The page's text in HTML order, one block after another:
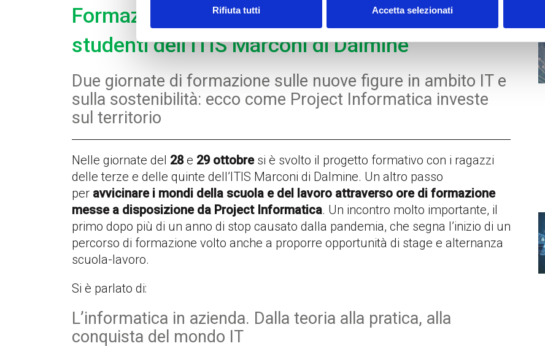
Rifiuta tutti Accetta selezionati
Formazione Digitale: Project incontra gli
studenti dell’ITIS Marconi di Dalmine
Due giornate di formazione sulle nuove figure in ambito IT e
sulla sostenibilità: ecco come Project Informatica investe
sul territorio
Nelle giornate del 28e 29 ottobresi è svolto il progetto formativo con i ragazzi
delle terze e delle quinte dell’ITIS Marconi di Dalmine. Un altro passo
per avvicinare i mondi della scuola e del lavoro attraverso ore di formazione
messe a disposizione da Project Informatica. Un incontro molto importante, il
primo dopo più di un anno di stop causato dalla pandemia, che segna l’inizio di un
percorso di formazione volto anche a proporre opportunità di stage e alternanza
scuola-lavoro.
Si è parlato di:
L’informatica in azienda. Dalla teoria alla pratica, alla
conquista del mondo IT